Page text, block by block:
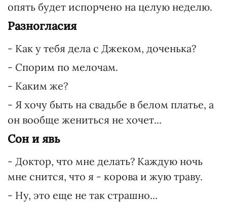
опять будет испорчено на целую неделю.
Разногласия
- Как у тебя дела с Джеком, доченька?
- Спорим по мелочам.
- Каким же?
- Я хочу быть на свадьбе в белом платье, а
он вообще жениться не хочет...
Сон и явь
- Доктор, что мне делать? Каждую ночь
мне снится, что я - корова и жую траву.
- Ну, это еще не так страшно...